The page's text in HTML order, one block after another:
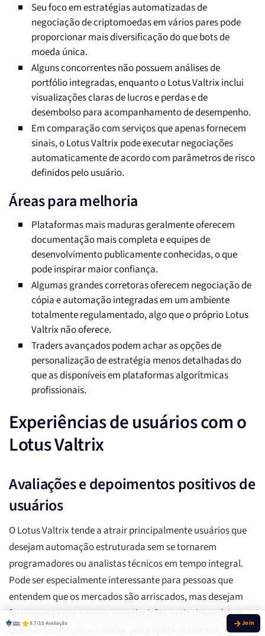
Seu foco em estratégias automatizadas de
negociação de criptomoedas em vários pares pode
proporcionar mais diversificação do que bots de
moeda única.
Alguns concorrentes não possuem análises de
portfólio integradas, enquanto o Lotus Valtrix inclui
visualizações claras de lucros e perdas e de
desembolso para acompanhamento de desempenho.
Em comparação com serviços que apenas fornecem
sinais, o Lotus Valtrix pode executar negociações
automaticamente de acordo com parâmetros de risco
definidos pelo usuário.
Áreas para melhoria
Plataformas mais maduras geralmente oferecem
documentação mais completa e equipes de
desenvolvimento publicamente conhecidas, o que
pode inspirar maior confiança.
Algumas grandes corretoras oferecem negociação de
cópia e automação integradas em um ambiente
totalmente regulamentado, algo que o próprio Lotus
Valtrix não oferece.
Traders avançados podem achar as opções de
personalização de estratégia menos detalhadas do
que as disponíveis em plataformas algorítmicas
profissionais.
Experiências de usuários com o
Lotus Valtrix
Avaliações e depoimentos positivos de
usuários
O Lotus Valtrix tende a atrair principalmente usuários que
desejam automação estruturada sem se tornarem
programadores ou analistas técnicos em tempo integral.
Pode ser especialmente interessante para pessoas que
entendem que os mercados são arriscados, mas desejam
ferramentas que tornem suas decisões mais sistemáticas.
Quando usado com cuidado, pode ajudar a eliminar alguns
8.7/10 Avaliação